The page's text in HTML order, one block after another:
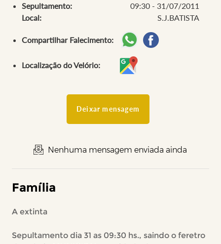
Sepultamento:
09:30 - 31/07/2011
Local:
S.J.BATISTA
Compartilhar Falecimento:
Localização do Velório:
Deixar mensagem
Nenhuma mensagem enviada ainda
Família
A extinta
Sepultamento dia 31 as 09:30 hs., saindo o feretro